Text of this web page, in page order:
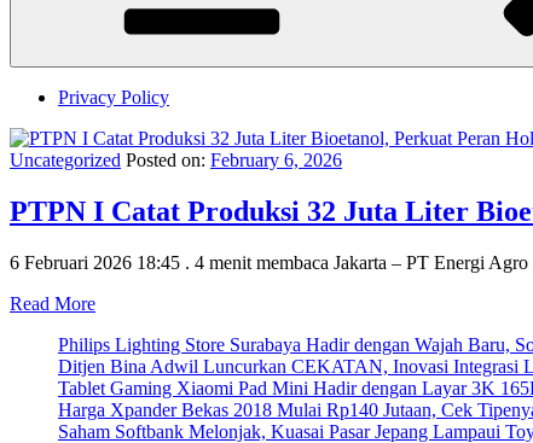
Privacy Policy
Uncategorized Posted on: February 6, 2026
PTPN I Catat Produksi 32 Juta Liter
6 Februari 2026 18:45 . 4 menit membaca Jakarta – PT Energi
Read More
Philips Lighting Store Surabaya Hadir dengan Wajah Baru,
Ditjen Bina Adwil Luncurkan CEKATAN, Inovasi Integrasi
Tablet Gaming Xiaomi Pad Mini Hadir dengan Layar 3K
Harga Xpander Bekas 2018 Mulai Rp140 Jutaan, Cek
Saham Softbank Melonjak, Kuasai Pasar Jepang Lampaui